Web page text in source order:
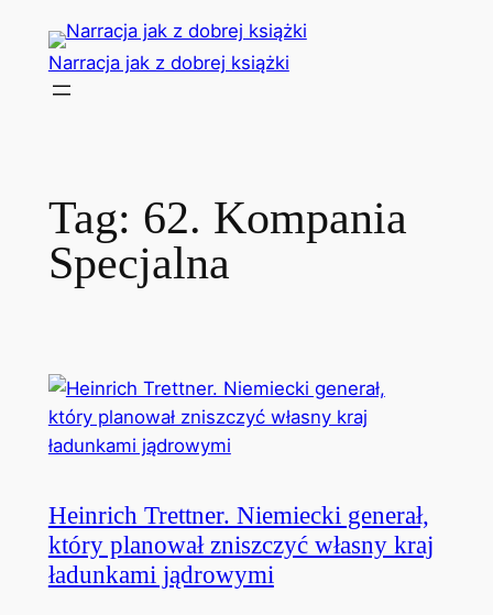
Przejdź
treści
Narracja jak z dobrej książki
Tag: 62. Kompania
Specjalna
Heinrich Trettner. Niemiecki generał,
który planował zniszczyć własny kraj
ładunkami jądrowymi